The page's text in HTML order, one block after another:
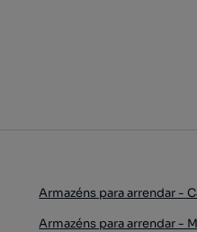
Armazéns para arrendar -
Armazéns para arrendar -